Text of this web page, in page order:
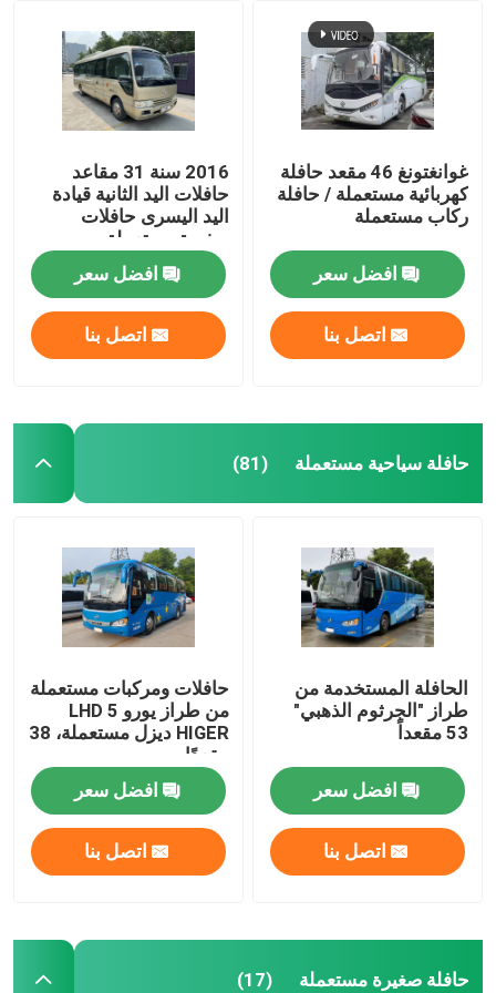
مستعملة ميني كوتش
غوانغتونغ 46 مقعد حافلة
كهربائية مستعملة / حافلة
ركاب مستعملة
افضل سعر
اتصل بنا
2016 سنة 31 مقاعد
حافلات اليد الثانية قيادة
اليد اليسرى حافلات
صغيرة مستعملة
افضل سعر
اتصل بنا
حافلة سياحية مستعملة (81)
الحافلة المستخدمة من
طراز "الجرثوم الذهبي"
53 مقعداً
افضل سعر
اتصل بنا
حافلات ومركبات مستعملة
من طراز يورو 5 LHD
HIGER ديزل مستعملة، 38
مقعدًا
افضل سعر
اتصل بنا
حافلة صغيرة مستعملة (17)